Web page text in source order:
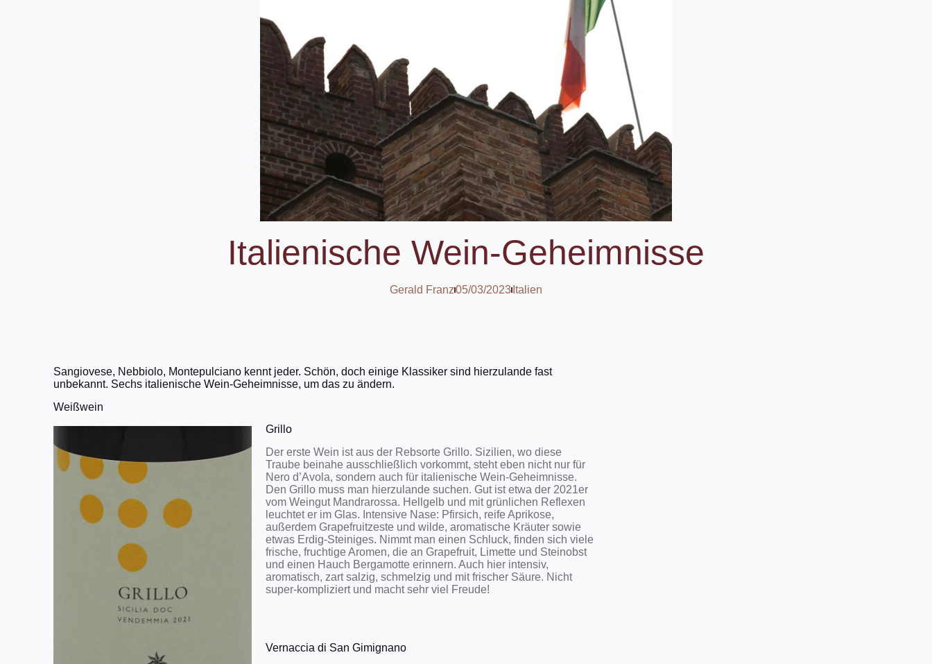
Italienische Wein-Geheimnisse
Gerald Franz05/03/2023 Italien
Sangiovese, Nebbiolo, Montepulciano kennt jeder. Schön, doch einige Klassiker sind hierzulande fast
unbekannt. Sechs italienische Wein-Geheimnisse, um das zu ändern.
Weißwein
Grillo
Der erste Wein ist aus der Rebsorte Grillo. Sizilien, wo diese
Traube beinahe ausschließlich vorkommt, steht eben nicht nur für
Nero d’Avola, sondern auch für italienische Wein-Geheimnisse.
Den Grillo muss man hierzulande suchen. Gut ist etwa der 2021er
vom Weingut Mandrarossa. Hellgelb und mit grünlichen Reflexen
leuchtet er im Glas. Intensive Nase: Pfirsich, reife Aprikose,
außerdem Grapefruitzeste und wilde, aromatische Kräuter sowie
etwas Erdig-Steiniges. Nimmt man einen Schluck, finden sich viele
frische, fruchtige Aromen, die an Grapefruit, Limette und Steinobst
und einen Hauch Bergamotte erinnern. Auch hier intensiv,
aromatisch, zart salzig, schmelzig und mit frischer Säure. Nicht
super-kompliziert und macht sehr viel Freude!
Vernaccia di San Gimignano